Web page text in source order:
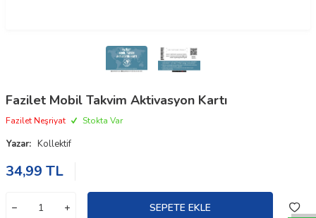
W
h
t
a
p
p
D
e
s
e
H
a
t
t
Fazilet Mobil Takvim Aktivasyon Kartı
Fazilet Neşriyat Stokta Var
Yazar: Kollektif
34,99 TL
SEPETE EKLE